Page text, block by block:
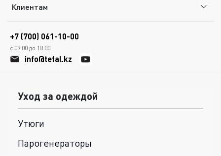
Клиентам
+7 (700) 061-10-00
с 09.00 до 18.00
info@tefal.kz
Уход за одеждой
Утюги
Парогенераторы